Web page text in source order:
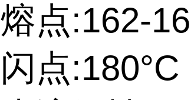
熔点:162-
闪点:180°C